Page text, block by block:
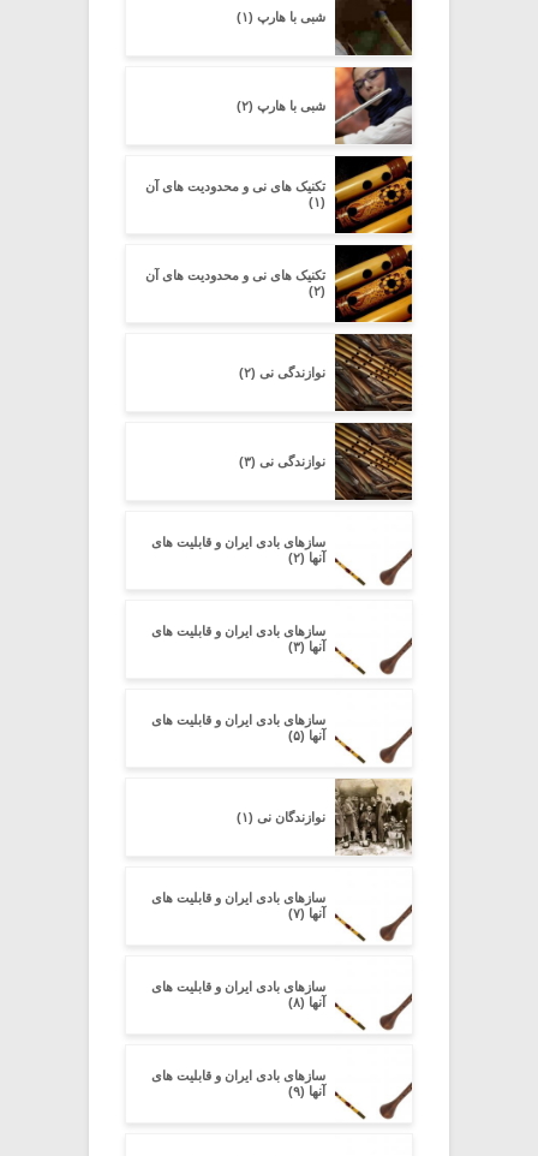
شبی با هارپ (۱)
شبی با هارپ (۲)
تکنیک های نی و محدودیت های آن
(۱)
تکنیک های نی و محدودیت های آن
(۲)
نوازندگی نی (۲)
نوازندگی نی (۳)
سازهای بادی ایران و قابلیت های
آنها (۲)
سازهای بادی ایران و قابلیت های
آنها (۳)
سازهای بادی ایران و قابلیت های
آنها (۵)
نوازندگان نی (۱)
سازهای بادی ایران و قابلیت های
آنها (۷)
سازهای بادی ایران و قابلیت های
آنها (۸)
سازهای بادی ایران و قابلیت های
آنها (۹)